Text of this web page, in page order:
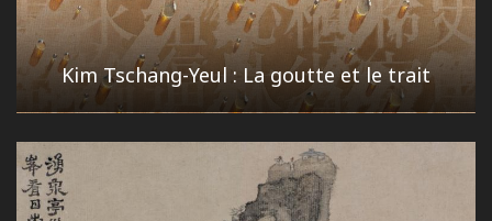
Kim Tschang-Yeul : La goutte et le trait